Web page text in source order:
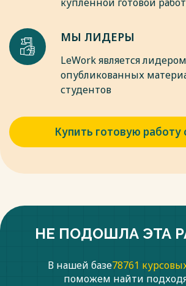
дошкольного образования:
[12].
Весь текст будет доступен
МЫ ЛИДЕРЫ
LeWork является
опубликованных
студентов
Купить готовую работу
НЕ ПОДОШЛА ЭТА
В нашей базе78761
поможем найти